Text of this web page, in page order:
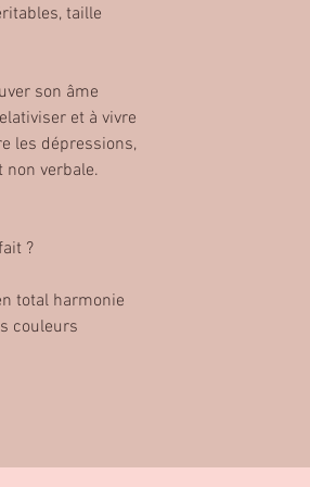
taille
son âme
et à vivre
les dépressions,
verbale.
?
total harmonie
couleurs